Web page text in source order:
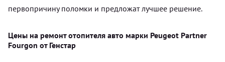
первопричину поломки и предложат лучшее решение.
Цены на ремонт отопителя авто марки Peugeot Partner
Fourgon от Генстар